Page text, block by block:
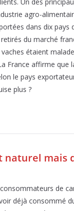
agro-
dans dix
du marché
étaient
France affirme
le pays
plus ?
naturel mais
de
déjà consommé